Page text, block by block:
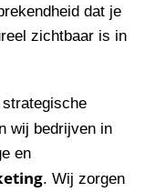
dat je
zichtbaar is in
wij bedrijven in
en
. Wij zorgen